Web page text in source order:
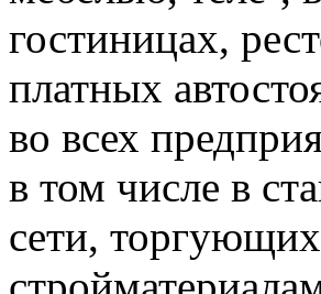
гостиницах,
платных
во всех
в том числе в
сети,